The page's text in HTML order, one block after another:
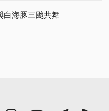
白海豚三颱共舞